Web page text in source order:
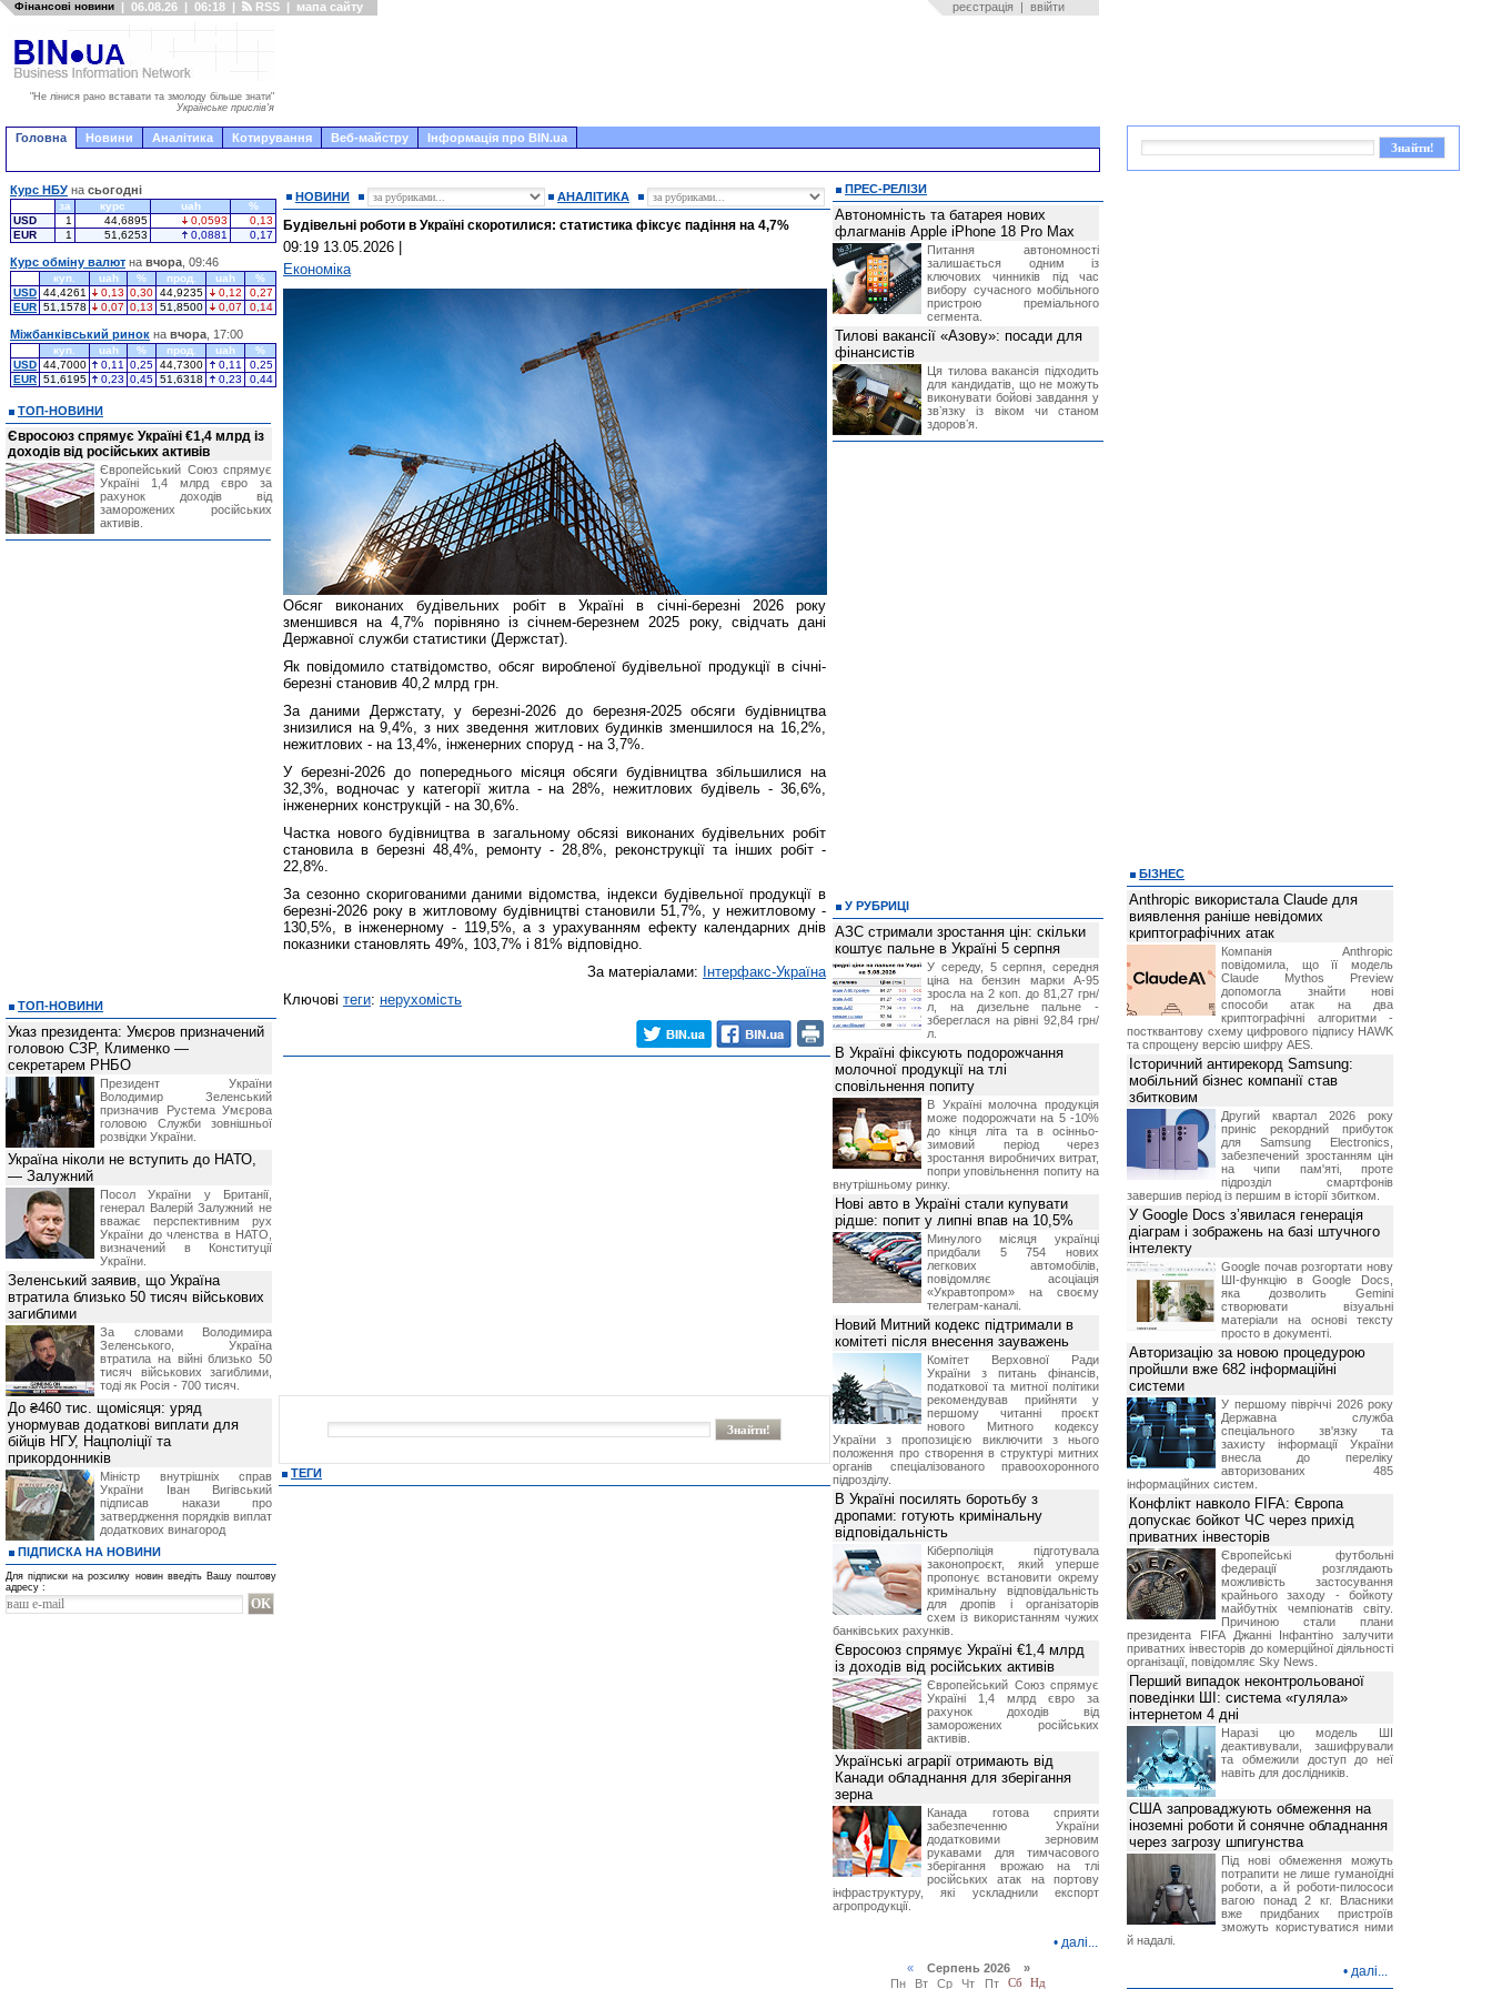
Фінансові новини | 06.08.26 | 06:18 | RSS | мапа сайту реєстрація | ввійти
"Не лінися рано вставати та змолоду більше знати"
Українське прислів'я
Головна Новини Аналітика Котирування Веб-майстру Інформація про BIN.ua
НОВИНИ АНАЛІТИКА
Будівельні роботи в Україні скоротилися: статистика фіксує падіння на 4,7%
09:19 13.05.2026
Економіка
Обсяг виконаних будівельних робіт в Україні в січні-березні 2026 року
зменшився на 4,7% порівняно із січнем-березнем 2025 року, свідчать дані
Державної служби статистики (Держстат).
Як повідомило статвідомство, обсяг виробленої будівельної продукції в січні-
березні становив 40,2 млрд грн.
За даними Держстату, у березні-2026 до березня-2025 обсяги будівництва
знизилися на 9,4%, з них зведення житлових будинків зменшилося на 16,2%,
нежитлових - на 13,4%, інженерних споруд - на 3,7%.
У березні-2026 до попереднього місяця обсяги будівництва збільшилися на
32,3%, водночас у категорії житла - на 28%, нежитлових будівель - 36,6%,
інженерних конструкцій - на 30,6%.
Частка нового будівництва в загальному обсязі виконаних будівельних робіт
становила в березні 48,4%, ремонту - 28,8%, реконструкції та інших робіт -
22,8%.
За сезонно скоригованими даними відомства, індекси будівельної продукції в
березні-2026 року в житловому будівництві становили 51,7%, у нежитловому -
130,5%, в інженерному - 119,5%, а з урахуванням ефекту календарних днів
показники становлять 49%, 103,7% і 81% відповідно.
За матеріалами: Інтерфакс-Україна
Ключові теги: нерухомість
ТЕГИ
Курс НБУ на сьогодні
за курс uah
%
USD
1 44,6895 0,0593
0,13
EUR
1 51,6253 0,0881 0,17
Курс обміну валют на вчора , 09:46
куп. uah % прод. uah
%
USD 44,4261 0,13 0,30 44,9235 0,12
0,27
EUR 51,1578 0,07 0,13 51,8500 0,07 0,14
Міжбанківський ринок на вчора , 17:00
куп. uah % прод. uah
%
USD 44,7000 0,11 0,25 44,7300 0,11
0,25
EUR 51,6195 0,23 0,45 51,6318 0,23 0,44
ТОП-НОВИНИ
Євросоюз спрямує Україні €1,4 млрд із
доходів від російських активів
Європейський Союз спрямує
Україні 1,4 млрд євро за
рахунок доходів від
заморожених російських
активів.
ТОП-НОВИНИ
Указ президента: Умєров призначений
головою СЗР, Клименко —
секретарем РНБО
Президент України
Володимир Зеленський
призначив Pустема Умєрова
головою Служби зовнішньої
розвідки України.
Україна ніколи не вступить до НАТО,
— Залужний
Посол України у Британії,
генерал Валерій Залужний не
вважає перспективним рух
України до членства в НАТО,
визначений в Конституції
України.
Зеленський заявив, що Україна
втратила близько 50 тисяч військових
загиблими
За словами Володимира
Зеленського, Україна
втратила на війні близько 50
тисяч військових загиблими,
тоді як Росія - 700 тисяч.
До ₴460 тис. щомісяця: уряд
унормував додаткові виплати для
бійців НГУ, Нацполіції та
прикордонників
Міністр внутрішніх справ
України Іван Вигівський
підписав накази про
затвердження порядків виплат
додаткових винагород
ПІДПИСКА НА НОВИНИ
Для підписки на розсилку новин введіть Вашу поштову
адресу :
ПРЕС-РЕЛІЗИ
Автономність та батарея нових
флагманів Apple iPhone 18 Pro Max
Питання автономності
залишається одним із
ключових чинників під час
вибору сучасного мобільного
пристрою преміального
сегмента.
Тилові вакансії «Азову»: посади для
фінансистів
Ця тилова вакансія підходить
для кандидатів, що не можуть
виконувати бойові завдання у
звʼязку із віком чи станом
здоровʼя.
У РУБРИЦІ
АЗС стримали зростання цін: скільки
коштує пальне в Україні 5 серпня
У середу, 5 серпня, середня
ціна на бензин марки А-95
зросла на 2 коп. до 81,27 грн/
л, на дизельне пальне -
збереглася на рівні 92,84 грн/
л.
В Україні фіксують подорожчання
молочної продукції на тлі
сповільнення попиту
В Україні молочна продукція
може подорожчати на 5 -10%
до кінця літа та в осінньо-
зимовий період через
зростання виробничих витрат,
попри уповільнення попиту на
внутрішньому ринку.
Нові авто в Україні стали купувати
рідше: попит у липні впав на 10,5%
Минулого місяця українці
придбали 5 754 нових
легкових автомобілів,
повідомляє асоціація
«Укравтопром» на своєму
телеграм-каналі.
Новий Митний кодекс підтримали в
комітеті після внесення зауважень
Комітет Верховної Ради
України з питань фінансів,
податкової та митної політики
рекомендував прийняти у
першому читанні проєкт
нового Митного кодексу
України з пропозицією виключити з нього
положення про створення в структурі митних
органів спеціалізованого правоохоронного
підрозділу.
В Україні посилять боротьбу з
дропами: готують кримінальну
відповідальність
Кіберполіція підготувала
законопроєкт, який уперше
пропонує встановити окрему
кримінальну відповідальність
для дропів і організаторів
схем із використанням чужих
банківських рахунків.
Євросоюз спрямує Україні €1,4 млрд
із доходів від російських активів
Європейський Союз спрямує
Україні 1,4 млрд євро за
рахунок доходів від
заморожених російських
активів.
Українські аграрії отримають від
Канади обладнання для зберігання
зерна
Канада готова сприяти
забезпеченню України
додатковими зерновим
рукавами для тимчасового
зберігання врожаю на тлі
російських атак на портову
інфраструктуру, які ускладнили експорт
агропродукції.
• далі...
«Серпень 2026 »
Пн
Вт Ср Чт Пт Сб Нд
БІЗНЕС
Anthropic використала Claude для
виявлення раніше невідомих
криптографічних атак
Компанія Anthropic
повідомила, що її модель
Claude Mythos Preview
допомогла знайти нові
способи атак на два
криптографічні алгоритми -
постквантову схему цифрового підпису HAWK
та спрощену версію шифру AES.
Історичний антирекорд Samsung:
мобільний бізнес компанії став
збитковим
Другий квартал 2026 року
приніс рекордний прибуток
для Samsung Electronics,
забезпечений зростанням цін
на чипи пам'яті, проте
підрозділ смартфонів
завершив період із першим в історії збитком.
У Google Docs з’явилася генерація
діаграм і зображень на базі штучного
інтелекту
Google почав розгортати нову
ШІ-функцію в Google Docs,
яка дозволить Gemini
створювати візуальні
матеріали на основі тексту
просто в документі.
Авторизацію за новою процедурою
пройшли вже 682 інформаційні
системи
У першому півріччі 2026 року
Державна служба
спеціального зв'язку та
захисту інформації України
внесла до переліку
авторизованих 485
інформаційних систем.
Конфлікт навколо FIFA: Європа
допускає бойкот ЧС через прихід
приватних інвесторів
Європейські футбольні
федерації розглядають
можливість застосування
крайнього заходу - бойкоту
майбутніх чемпіонатів світу.
Причиною стали плани
президента FIFA Джанні Інфантіно залучити
приватних інвесторів до комерційної діяльності
організації, повідомляє Sky News.
Перший випадок неконтрольованої
поведінки ШІ: система «гуляла»
інтернетом 4 дні
Наразі цю модель ШІ
деактивували, зашифрували
та обмежили доступ до неї
навіть для дослідників.
США запроваджують обмеження на
іноземні роботи й сонячне обладнання
через загрозу шпигунства
Під нові обмеження можуть
потрапити не лише гуманоїдні
роботи, а й роботи-пилососи
вагою понад 2 кг. Власники
вже придбаних пристроїв
зможуть користуватися ними
й надалі.
• далі...